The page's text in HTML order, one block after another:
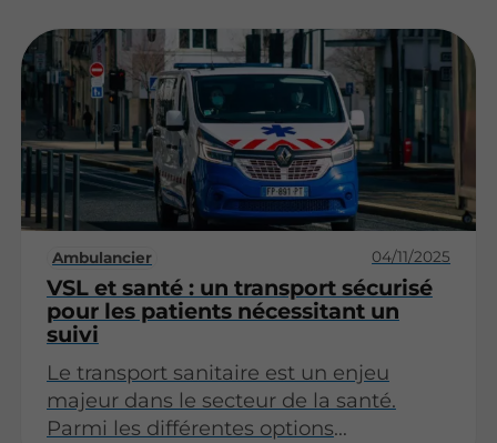
Ambulancier 04/11/2025
VSL et santé : un transport sécurisé
pour les patients nécessitant un
suivi
Le transport sanitaire est un enjeu
majeur dans le secteur de la santé.
Parmi les différentes options